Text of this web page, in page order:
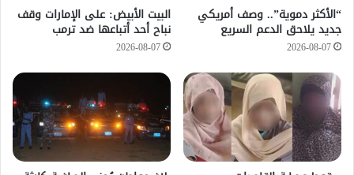
“الأكثر دموية”.. وصف أمريكي
جديد يلاحق الدعم السريع
2026-08-07
‏البيت الأبيض: على ⁧‫الإمارات‬⁩ وقف
نباح أحد أتباعها ضد ترمب
2026-08-07